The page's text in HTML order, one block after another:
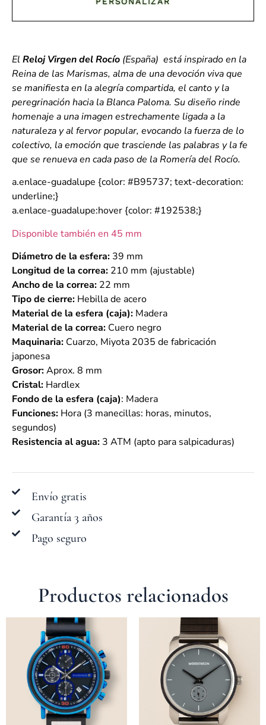
El Reloj Virgen del Rocío (España) está inspirado en la
Reina de las Marismas, alma de una devoción viva que
se manifiesta en la alegría compartida, el canto y la
peregrinación hacia la Blanca Paloma. Su diseño rinde
homenaje a una imagen estrechamente ligada a la
naturaleza y al fervor popular, evocando la fuerza de lo
colectivo, la emoción que trasciende las palabras y la fe
que se renueva en cada paso de la Romería del Rocío.
a.enlace-guadalupe {color: #B95737; text-decoration:
underline;}
a.enlace-guadalupe:hover {color: #192538;}
Disponible también en 45 mm
Diámetro de la esfera: 39 mm
Longitud de la correa: 210 mm (ajustable)
Ancho de la correa: 22 mm
Tipo de cierre: Hebilla de acero
Material de la esfera (caja): Madera
Material de la correa: Cuero negro
Maquinaria: Cuarzo, Miyota 2035 de fabricación
japonesa
Grosor:Aprox. 8 mm
Cristal: Hardlex
Fondo de la esfera (caja): Madera
Funciones: Hora (3 manecillas: horas, minutos,
segundos)
Resistencia al agua: 3 ATM (apto para salpicaduras)
Envío gratis
Garantía 3 años
Pago seguro
Productos relacionados